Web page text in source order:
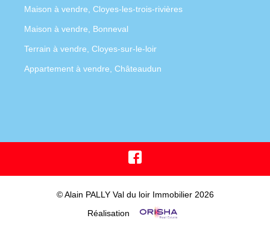
Maison à vendre, Cloyes-les-trois-rivières
Maison à vendre, Bonneval
Terrain à vendre, Cloyes-sur-le-loir
Appartement à vendre, Châteaudun
© Alain PALLY Val du loir Immobilier 2026
Réalisation